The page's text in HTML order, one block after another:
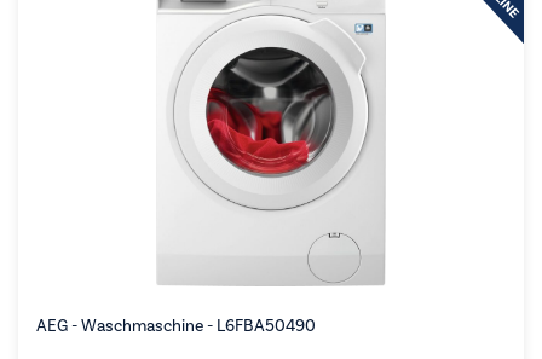
AEG - Waschmaschine - L6FBA50490